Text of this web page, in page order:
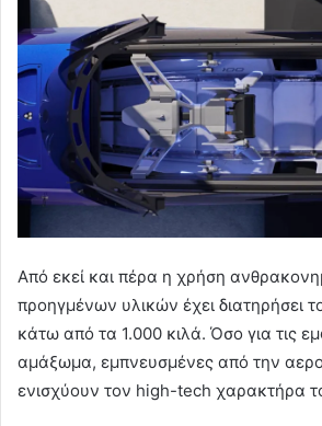
Από εκεί και πέρα η χρήση
προηγμένων υλικών έχει διατηρήσει
κάτω από τα 1.000 κιλά. Όσο για τις
αμάξωμα, εμπνευσμένες από την
ενισχύουν τον high-tech χαρακτήρα